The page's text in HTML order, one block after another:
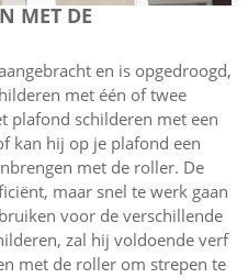
MET DE
en is opgedroogd,
met één of twee
plafond schilderen met een
kan hij op je plafond een
met de roller. De
maar snel te werk gaan
voor de verschillende
zal hij voldoende verf
met de roller om strepen te